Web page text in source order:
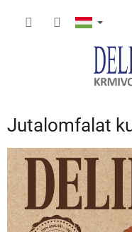
Jutalomfalat